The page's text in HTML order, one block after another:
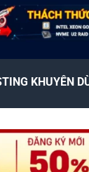
KHUYÊN